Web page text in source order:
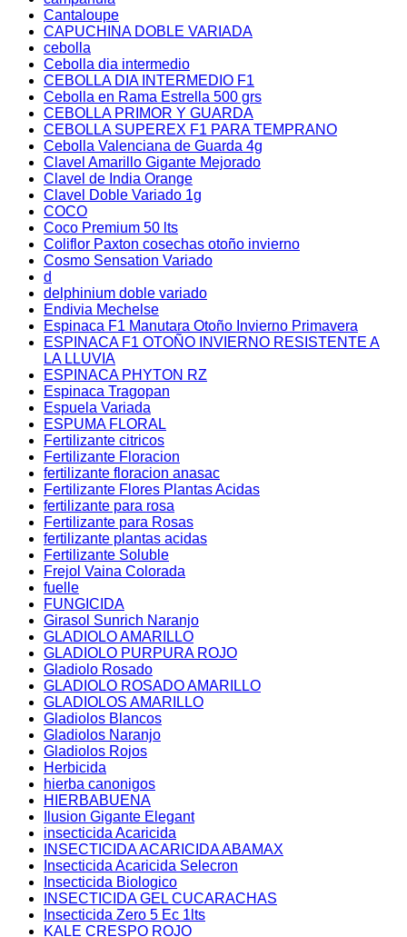
Cantaloupe
CAPUCHINA DOBLE VARIADA
cebolla
Cebolla dia intermedio
CEBOLLA DIA INTERMEDIO F1
Cebolla en Rama Estrella 500 grs
CEBOLLA PRIMOR Y GUARDA
CEBOLLA SUPEREX F1 PARA TEMPRANO
Cebolla Valenciana de Guarda 4g
Clavel Amarillo Gigante Mejorado
Clavel de India Orange
Clavel Doble Variado 1g
COCO
Coco Premium 50 lts
Coliflor Paxton cosechas otoño invierno
Cosmo Sensation Variado
d
delphinium doble variado
Endivia Mechelse
Espinaca F1 Manutara Otoño Invierno Primavera
ESPINACA F1 OTOÑO INVIERNO RESISTENTE A
LA LLUVIA
ESPINACA PHYTON RZ
Espinaca Tragopan
Espuela Variada
ESPUMA FLORAL
Fertilizante citricos
Fertilizante Floracion
fertilizante floracion anasac
Fertilizante Flores Plantas Acidas
fertilizante para rosa
Fertilizante para Rosas
fertilizante plantas acidas
Fertilizante Soluble
Frejol Vaina Colorada
fuelle
FUNGICIDA
Girasol Sunrich Naranjo
GLADIOLO AMARILLO
GLADIOLO PURPURA ROJO
Gladiolo Rosado
GLADIOLO ROSADO AMARILLO
GLADIOLOS AMARILLO
Gladiolos Blancos
Gladiolos Naranjo
Gladiolos Rojos
Herbicida
hierba canonigos
HIERBABUENA
Ilusion Gigante Elegant
insecticida Acaricida
INSECTICIDA ACARICIDA ABAMAX
Insecticida Acaricida Selecron
Insecticida Biologico
INSECTICIDA GEL CUCARACHAS
Insecticida Zero 5 Ec 1lts
KALE CRESPO ROJO